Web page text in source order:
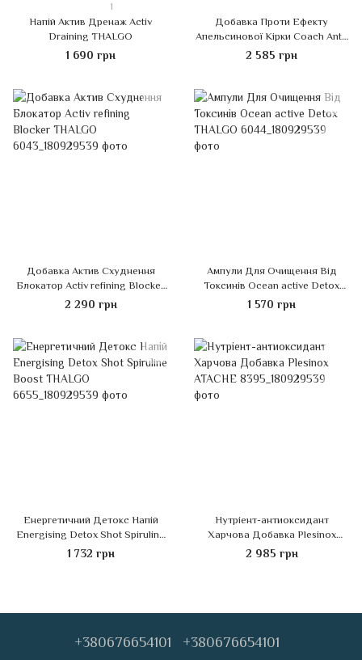
1
Напій Актив Дренаж Activ
Draining THALGO
1 690 грн
Добавка Проти Ефекту
Апельсинової Кірки Coach Anti-
Orange Peel Effect THALGO
2 585 грн
Добавка Актив Схуднення
Блокатор Activ refining Blocker
THALGO
2 290 грн
Ампули Для Очищення Від
Токсинів Ocean active Detox
THALGO
1 570 грн
Енергетичний Детокс Напій
Energising Detox Shot Spiruline
Boost THALGO
1 732 грн
Нутріент-антиоксидант
Харчова Добавка Plesinox
ATACHE
2 985 грн
+380676654101 +380676654101